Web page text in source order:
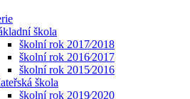
škola
školní rok 2017⁄2018
školní rok 2016⁄2017
školní rok 2015⁄2016
škola
školní rok 2019⁄2020